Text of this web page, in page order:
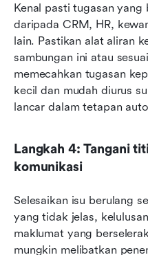
Kenal pasti tugasan
daripada CRM, HR,
lain. Pastikan alat aliran
sambungan ini atau
memecahkan tugasan
kecil dan mudah diurus
lancar dalam tetapan
Langkah 4: Tangani
komunikasi
Selesaikan isu berulang
yang tidak jelas,
maklumat yang
mungkin melibatkan